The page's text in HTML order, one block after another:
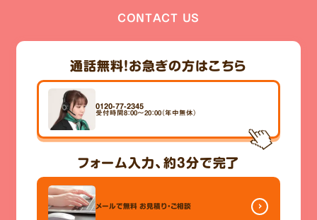
CONTACT US
通話無料！お急ぎの方はこちら
0120-77-2345
受付時間8：00～20：00（年中無休）
フォーム入力、 約3分で完了
メールで無料 お見積り・ご相談